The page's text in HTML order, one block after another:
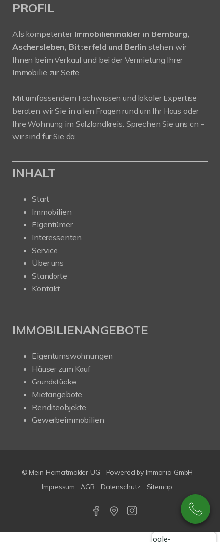
PROFIL
Als kompetenter Immobilienmakler in Bernburg,
Aschersleben, Bitterfeld und Berlin stehen wir
Ihnen beim Verkauf und bei der Vermietung Ihrer
Immobilie zur Seite.
Mit umfassendem Fachwissen und lokaler Expertise
beraten wir Sie in allen Fragen rund um Ihr Haus oder
Ihre Wohnung im Salzlandkreis. Sprechen Sie uns an -
wir sind für Sie da.
INHALT
Start
Immobilien
Eigentümer
Interessenten
Service
Über uns
Standorte
Kontakt
IMMOBILIENANGEBOTE
Eigentumswohnungen
Häuser zum Kauf
Grundstücke
Mietangebote
Renditeobjekte
Gewerbeimmobilien
© Mein Heimatmakler UG
Powered by Immonia GmbH
Impressum
AGB Datenschutz Sitemap
Google-